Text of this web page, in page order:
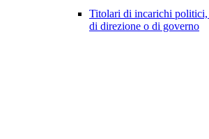
Titolari di incarichi politici,
di direzione o di governo